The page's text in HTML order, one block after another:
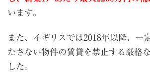
います。
また、イギリスでは2018年以降、一
たさない物件の賃貸を禁止する厳格
した。